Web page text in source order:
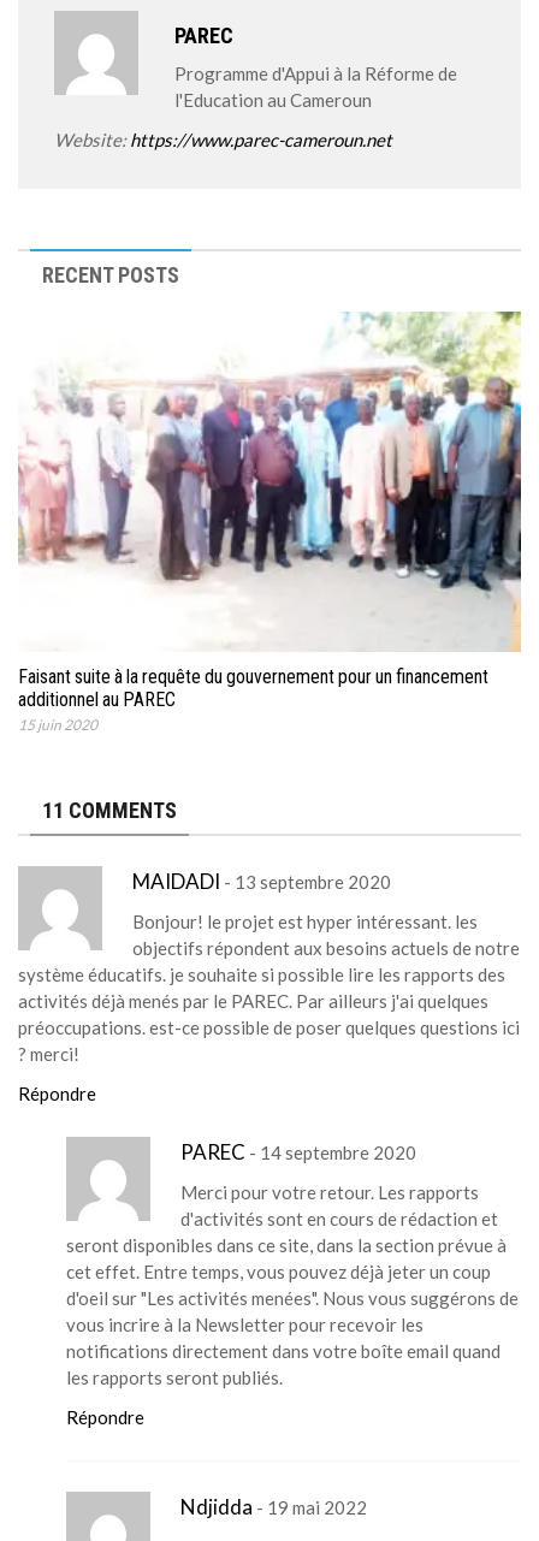
PAREC
Programme d'Appui à la Réforme de
l'Education au Cameroun
Website:https://www.parec-cameroun.net
RECENT POSTS
Faisant suite à la requête du gouvernement pour un financement
additionnel au PAREC
15 juin 2020
11 COMMENTS
MAIDADI - 13 septembre 2020
Bonjour! le projet est hyper intéressant. les
objectifs répondent aux besoins actuels de notre
système éducatifs. je souhaite si possible lire les rapports des
activités déjà menés par le PAREC. Par ailleurs j'ai quelques
préoccupations. est-ce possible de poser quelques questions ici
? merci!
Répondre
PAREC - 14 septembre 2020
Merci pour votre retour. Les rapports
d'activités sont en cours de rédaction et
seront disponibles dans ce site, dans la section prévue à
cet effet. Entre temps, vous pouvez déjà jeter un coup
d'oeil sur "Les activités menées". Nous vous suggérons de
vous incrire à la Newsletter pour recevoir les
notifications directement dans votre boîte email quand
les rapports seront publiés.
Répondre
Ndjidda - 19 mai 2022